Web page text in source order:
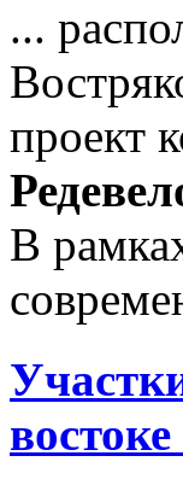
...
проект
В